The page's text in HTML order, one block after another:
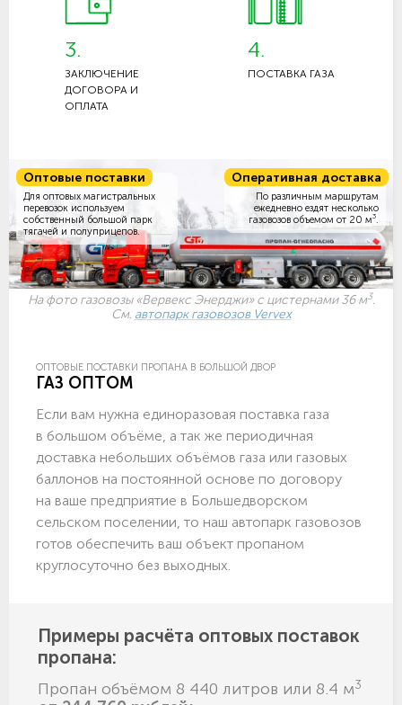
3.
ЗАКЛЮЧЕНИЕ
ДОГОВОРА И
ОПЛАТА
4.
ПОСТАВКА ГАЗА
Оптовые поставки
Для оптовых магистральных
перевозок используем
собственный большой парк
тягачей и полуприцепов.
Оперативная доставка
По различным маршрутам
ежедневно ездят несколько
газовозов объемом от 20 м3
На фото газовозы «Вервекс Энерджи» с цистернами 36 м3.
См. автопарк газовозов Vervex
ОПТОВЫЕ ПОСТАВКИ ПРОПАНА В БОЛЬШОЙ ДВОР
ГАЗ ОПТОМ
Если вам нужна единоразовая поставка газа
в большом объёме, а так же периодичная
доставка небольших объёмов газа или газовых
баллонов на постоянной основе по договору
на ваше предприятие в Большедворском
сельском поселении, то наш автопарк газовозов
готов обеспечить ваш объект пропаном
круглосуточно без выходных.
Примеры расчёта оптовых поставок
пропана:
Пропан объёмом 8 440 литров или 8.4 м3